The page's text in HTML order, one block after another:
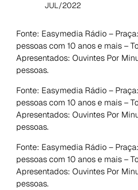
JUL/2022
Fonte: Easymedia Rádio –
pessoas com 10 anos e mais –
Apresentados: Ouvintes Por
pessoas.
Fonte: Easymedia Rádio –
pessoas com 10 anos e mais –
Apresentados: Ouvintes Por
pessoas.
Fonte: Easymedia Rádio –
pessoas com 10 anos e mais –
Apresentados: Ouvintes Por
pessoas.